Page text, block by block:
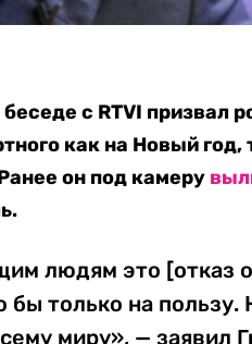
с RTVI призвал
как на Новый год,
он под камеру
людям это [отказ
только на пользу.
миру», — заявил